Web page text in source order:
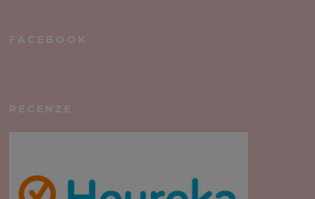
FACEBOOK
RECENZE